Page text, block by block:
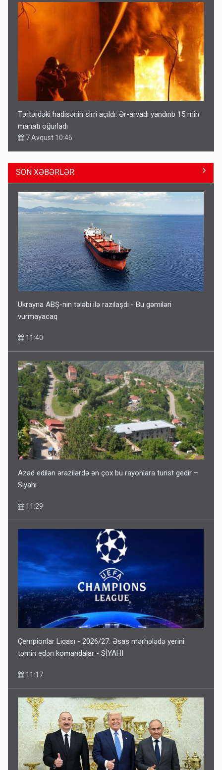
Tərtərdəki hadisənin sirri açıldı: Ər-arvadı yandırıb 15 min
manatı oğurladı
7 Avqust 10:46
Azad edilən ərazilərdə ən çox bu rayonlara turist gedir –
Siyahı
Gedişi var, dönüşü yox: Bakı-Tbilisi-Bakı qatarına bilet
satışından böyük narazılıq
7 Avqust 23:17
Geri çağırılan səfir Abel Məhərrəmovun oğludur - DOSYE
7 Avqust 14:07
SON XƏBƏRLƏR
Ukrayna ABŞ-nin tələbi ilə razılaşdı - Bu gəmiləri
vurmayacaq
11:40
Azad edilən ərazilərdə ən çox bu rayonlara turist gedir –
Siyahı
11:29
Çempionlar Liqası - 2026/27: Əsas mərhələdə yerini
təmin edən komandalar - SİYAHI
11:17